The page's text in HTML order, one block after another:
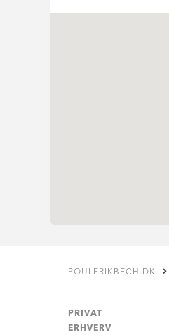
POULERIKBECH.DK
PRIVAT
ERHVERV